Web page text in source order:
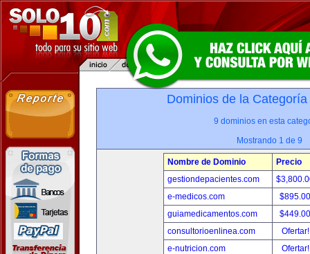
Dominios de la
9 dominios en esta
Mostrando 1 de 9
Nombre de Dominio
Precio
gestiondepacientes.com
e-medicos.com
guiamedicamentos.com
consultorioenlinea.com
e-nutricion.com